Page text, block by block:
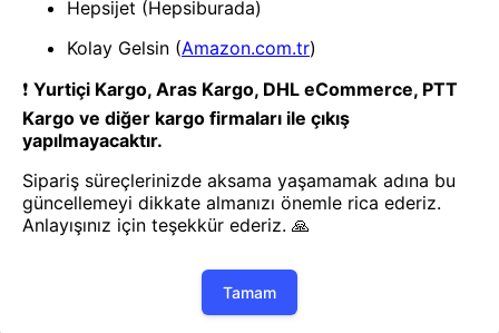
Spor Matara
Çorap 36-40
Spor Matara
Çorap 42-46